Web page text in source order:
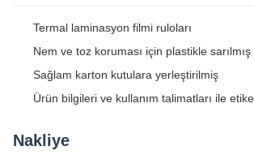
Termal laminasyon filmi ruloları
Nem ve toz koruması için plastikle sarılmış
Sağlam karton kutulara yerleştirilmiş
Ürün bilgileri ve kullanım talimatları ile
Nakliye